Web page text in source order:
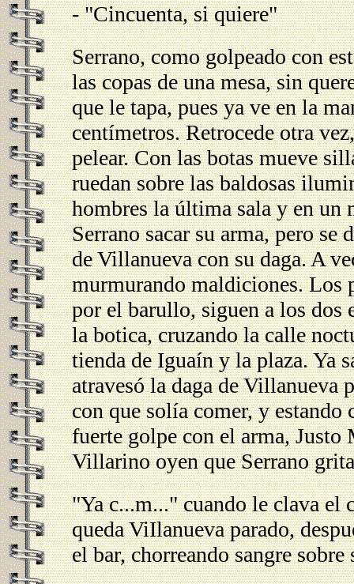
- "Cincuenta, si quiere"
Serrano, como golpeado con
las copas de una mesa, sin
que le tapa, pues ya ve en la
centímetros. Retrocede otra
pelear. Con las botas mueve
ruedan sobre las baldosas
hombres la última sala y en un
Serrano sacar su arma, pero se
de Villanueva con su daga. A
murmurando maldiciones. Los
por el barullo, siguen a los dos
la botica, cruzando la calle
tienda de Iguaín y la plaza. Ya
atravesó la daga de Villanueva
con que solía comer, y
fuerte golpe con el arma,
Villarino oyen que Serrano
"Ya c...m..." cuando le clava el
queda ViIlanueva parado,
el bar, chorreando sangre